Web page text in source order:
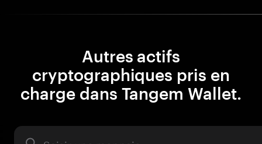
Autres actifs
cryptographiques pris en
charge dans Tangem Wallet.